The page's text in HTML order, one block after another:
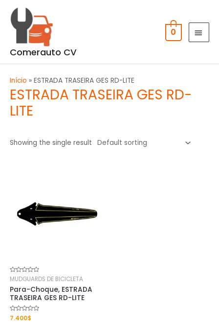
content
Comerauto CV
0
Início » ESTRADA TRASEIRA GES RD-LITE
ESTRADA TRASEIRA GES RD-
LITE
Showing the single result
Rated
out
of
5
MUDGUARDS DE BICICLETA
Para-Choque, ESTRADA
TRASEIRA GES RD-LITE
Rated
07.400$